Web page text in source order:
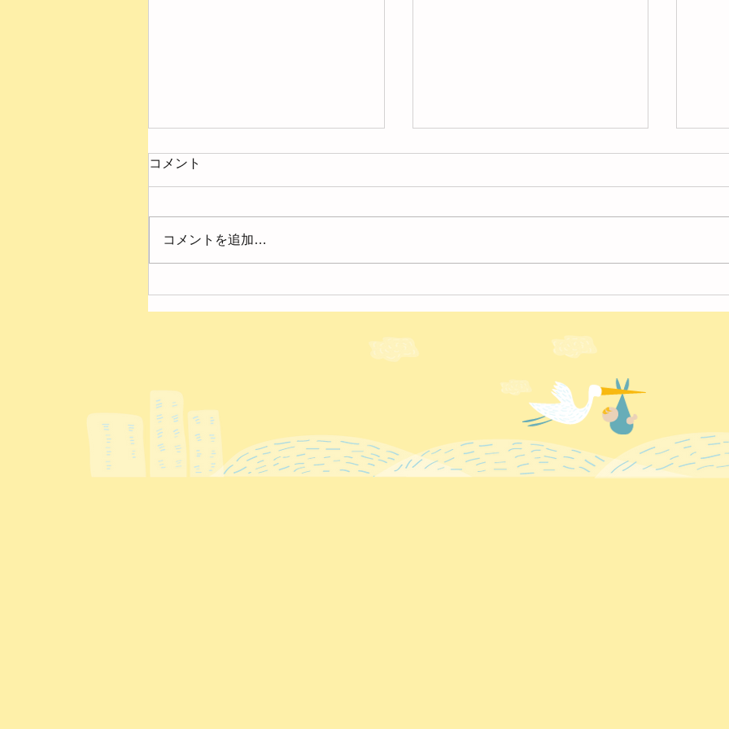
コメント
コメントを追加…